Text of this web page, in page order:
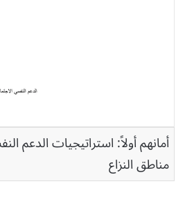
أمانهم أولاً: استراتيجيات الدعم
مناطق النزاع